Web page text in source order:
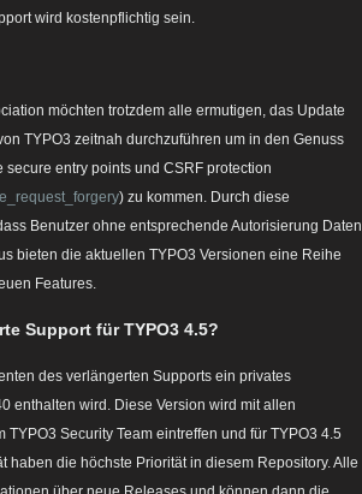
wird kostenpflichtig sein.
möchten trotzdem alle ermutigen, das Update
TYPO3 zeitnah durchzuführen um in den Genuss
entry points und CSRF protection
) zu kommen. Durch diese
Benutzer ohne entsprechende Autorisierung Daten
bieten die aktuellen TYPO3 Versionen eine Reihe
Features.
Support für TYPO3 4.5?
des verlängerten Supports ein privates
enthalten wird. Diese Version wird mit allen
Security Team eintreffen und für TYPO3 4.5
haben die höchste Priorität in diesem Repository. Alle